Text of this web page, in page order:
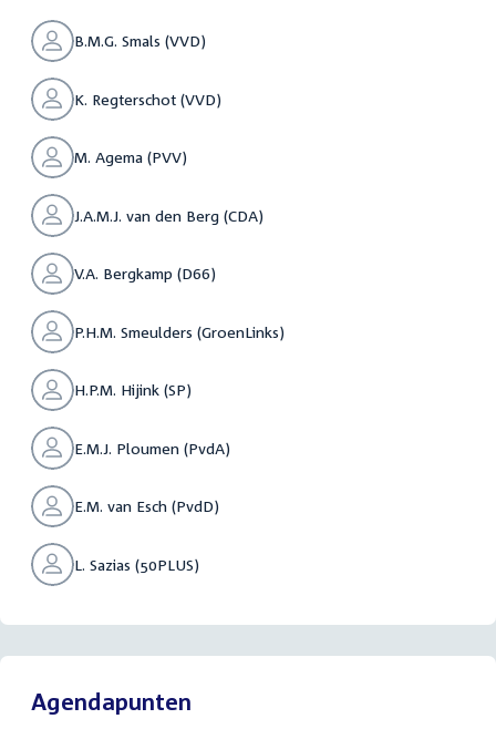
B.M.G. Smals (VVD)
K. Regterschot (VVD)
M. Agema (PVV)
J.A.M.J. van den Berg (CDA)
V.A. Bergkamp (D66)
P.H.M. Smeulders (GroenLinks)
H.P.M. Hijink (SP)
E.M.J. Ploumen (PvdA)
E.M. van Esch (PvdD)
L. Sazias (50PLUS)
Agendapunten